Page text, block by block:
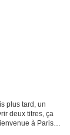
plus tard, un
deux titres, ça
à Paris.